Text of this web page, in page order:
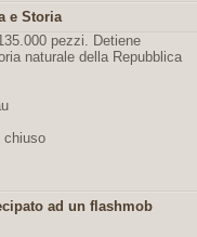
e Storia
pezzi. Detiene
naturale della Repubblica
chiuso
ad un flashmob